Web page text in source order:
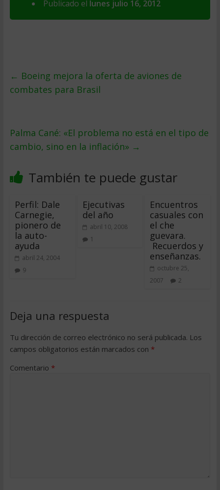
Publicado el lunes julio 16, 2012
← Boeing mejora la oferta de aviones de
combates para Brasil
Palma Cané: «El problema no está en el tipo de
cambio, sino en la inflación» →
También te puede gustar
Perfil: Dale
Carnegie,
pionero de
la auto-
ayuda
abril 24, 2004
9
Ejecutivas
del año
abril 10, 2008
1
Encuentros
casuales con
el che
guevara.
Recuerdos y
enseñanzas.
octubre 25,
2007
2
Deja una respuesta
Tu dirección de correo electrónico no será publicada. Los
campos obligatorios están marcados con *
Comentario *